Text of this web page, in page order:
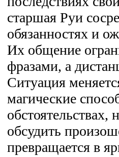
старшая Руи
обязанностях и
Их общение
фразами, а
Ситуация
магические
обсудить
превращается в